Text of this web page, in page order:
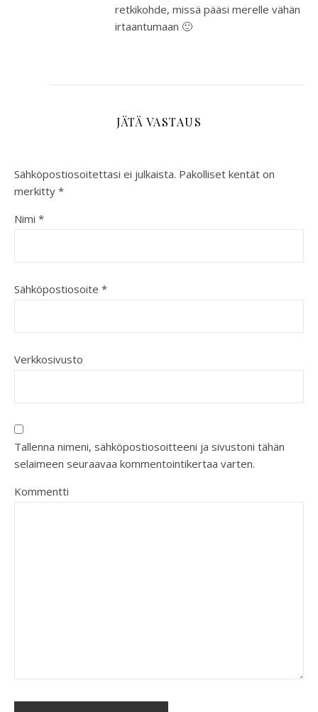
retkikohde, missä pääsi merelle vähän
irtaantumaan 🙂
JÄTÄ VASTAUS
Sähköpostiosoitettasi ei julkaista. Pakolliset kentät on
merkitty *
Nimi *
Sähköpostiosoite *
Verkkosivusto
Tallenna nimeni, sähköpostiosoitteeni ja sivustoni tähän
selaimeen seuraavaa kommentointikertaa varten.
Kommentti